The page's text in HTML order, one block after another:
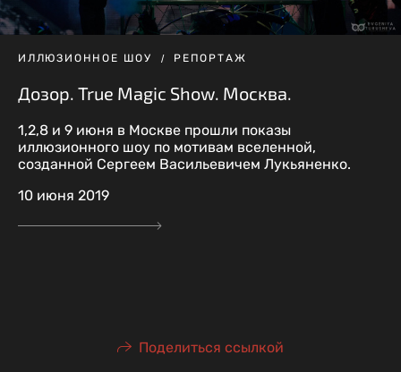
ИЛЛЮЗИОННОЕ ШОУ РЕПОРТАЖ
Дозор. True Magic Show. Москва.
1,2,8 и 9 июня в Москве прошли показы
иллюзионного шоу по мотивам вселенной,
созданной Сергеем Васильевичем Лукьяненко.
10 июня 2019
Поделиться ссылкой